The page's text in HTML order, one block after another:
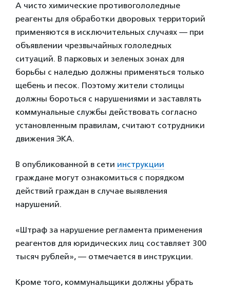
А чисто химические противогололедные
реагенты для обработки дворовых территорий
применяются в исключительных случаях — при
объявлении чрезвычайных гололедных
ситуаций. В парковых и зеленых зонах для
борьбы с наледью должны применяться только
щебень и песок. Поэтому жители столицы
должны бороться с нарушениями и заставлять
коммунальные службы действовать согласно
установленным правилам, считают сотрудники
движения ЭКА.
В опубликованной в сети инструкции
граждане могут ознакомиться с порядком
действий граждан в случае выявления
нарушений.
«Штраф за нарушение регламента применения
реагентов для юридических лиц составляет 300
тысяч рублей», — отмечается в инструкции.
Кроме того, коммунальщики должны убрать